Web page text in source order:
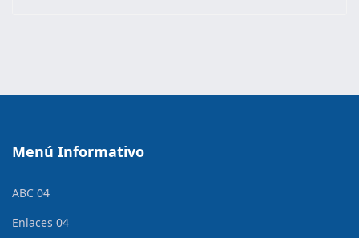
Menú Informativo
ABC 04
Enlaces 04